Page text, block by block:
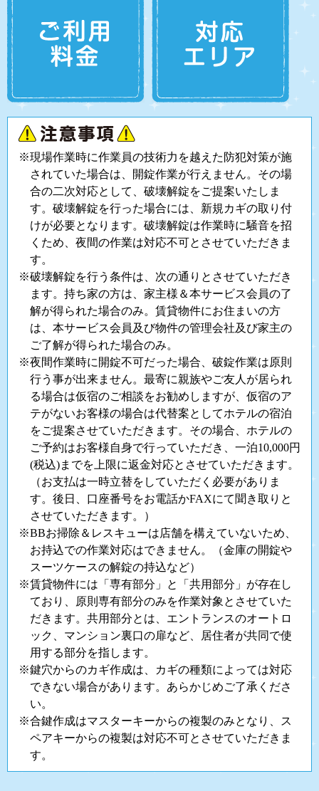
※現場作業時に作業員の技術力を越えた防犯対策が施
されていた場合は、開錠作業が行えません。その場
合の二次対応として、破壊解錠をご提案いたしま
す。破壊解錠を行った場合には、新規カギの取り付
けが必要となります。破壊解錠は作業時に騒音を招
くため、夜間の作業は対応不可とさせていただきま
す。
※破壊解錠を行う条件は、次の通りとさせていただき
ます。持ち家の方は、家主様＆本サービス会員の了
解が得られた場合のみ。賃貸物件にお住まいの方
は、本サービス会員及び物件の管理会社及び家主の
ご了解が得られた場合のみ。
※夜間作業時に開錠不可だった場合、破錠作業は原則
行う事が出来ません。最寄に親族やご友人が居られ
る場合は仮宿のご相談をお勧めしますが、仮宿のア
テがないお客様の場合は代替案としてホテルの宿泊
をご提案させていただきます。その場合、ホテルの
ご予約はお客様自身で行っていただき、一泊10,000円
(税込)までを上限に返金対応とさせていただきます。
（お支払は一時立替をしていただく必要がありま
す。後日、口座番号をお電話かFAXにて聞き取りと
させていただきます。）
※BBお掃除＆レスキューは店舗を構えていないため、
お持込での作業対応はできません。（金庫の開錠や
スーツケースの解錠の持込など）
※賃貸物件には「専有部分」と「共用部分」が存在し
ており、原則専有部分のみを作業対象とさせていた
だきます。共用部分とは、エントランスのオートロ
ック、マンション裏口の扉など、居住者が共同で使
用する部分を指します。
※鍵穴からのカギ作成は、カギの種類によっては対応
できない場合があります。あらかじめご了承くださ
い。
※合鍵作成はマスターキーからの複製のみとなり、ス
ペアキーからの複製は対応不可とさせていただきま
す。